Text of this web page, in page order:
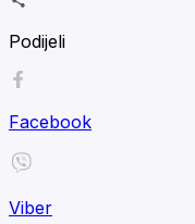
Podijeli
Facebook
Viber